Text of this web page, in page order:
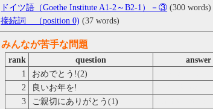
ドイツ語（Goethe Institute A1-2～B2-1）－③ (300 words)
接続詞 （position 0) (37 words)
みんなが苦手な問題
rank question
answer
1
おめでとう!(2)
2
良いお年を!
3
ご親切にありがとう(1)